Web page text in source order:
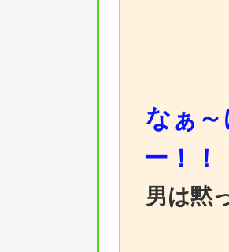
なぁ
ー！！
男は黙